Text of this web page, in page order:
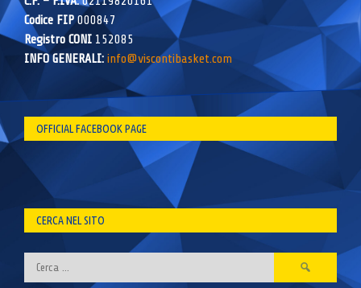
Codice FIP000847
Registro CONI 152085
INFO GENERALI: info@viscontibasket.com
OFFICIAL FACEBOOK PAGE
CERCA NEL SITO
Ricerca
per: